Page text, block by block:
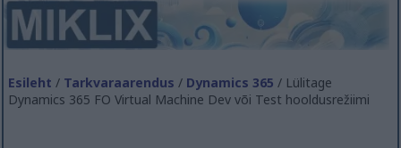
Esileht / Tarkvaraarendus / Dynamics 365 / Lülitage
Dynamics 365 FO Virtual Machine Dev või Test hooldusrežiimi